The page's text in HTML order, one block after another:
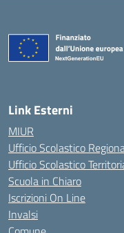
Link Esterni
MIUR
Ufficio Scolastico
Ufficio Scolastico
Scuola in Chiaro
Iscrizioni On Line
Invalsi